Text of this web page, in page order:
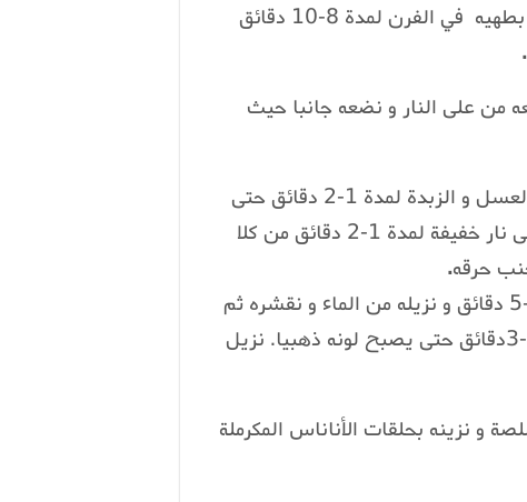
النار. نضع الدجاج في صحن خاص بالفرن و نقوم بطهيه في الفرن لمدة 8-10 دقائق
.
من على النار و نضعه جانبا حيث
7 في وعاء أخرى، نقوم بكرملة الأناناس بتسخين العسل و الزبدة لمدة 1-2 دقائق حتى
تطلق رائحة الكراميل. نضيف الأناناس و نطهيه على نار خفيفة لمدة 1-2 دقائق من كلا
حرقه.
8 نسلق اللوز في طنجرة من الماء المغلي لمدة 3-5 دقائق و نزيله من الماء و نقشره ثم
نضعه في مقلاة مع قليل من الزيت ونقليه لمدة 2-3دقائق حتى يصبح لونه ذهبيا. نزيل
و نزينه بحلقات الأناناس المكرملة